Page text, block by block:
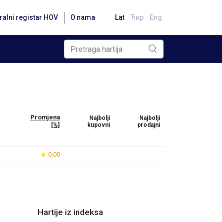
registar HOV O nama Lat Ћир Eng
Promjena
[%]
Najbolji
kupovni
Najbolji
prodajni
0,00
Hartije iz indeksa